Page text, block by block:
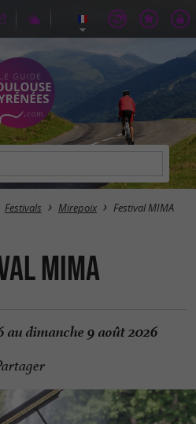
Festivals Mirepoix Festival MIMA
MIMA
au dimanche 9 août 2026